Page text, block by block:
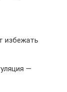
избежать
—